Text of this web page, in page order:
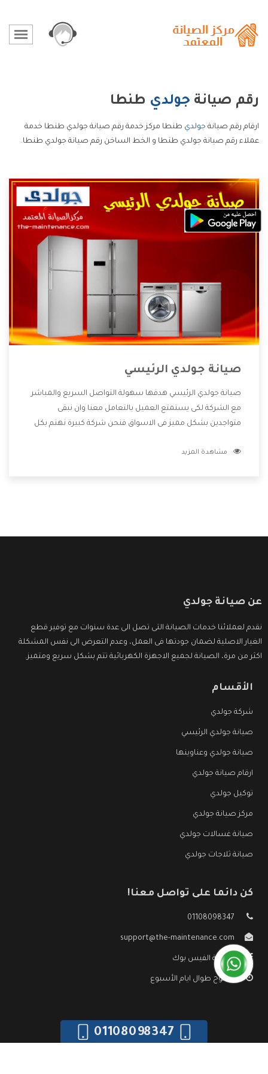
رقم صيانة جولدي طنطا
ارقام رقم صيانة جولدي طنطا مركز خدمة رقم صيانة جولدي طنطا خدمة
عملاء رقم صيانة جولدي طنطا و الخط الساخن رقم صيانة جولدي طنطا.
صيانة جولدي الرئيسي
صيانة جولدي الرئيسي هدفها سهولة التواصل السريع والمباشر
مع الشركة لكى يستمتع العميل بالتعامل معنا وان نبقى
متواجدين بشكل مميز فى الاسواق فنحن شركة كبيرة نهتم بكل
الشركة بها والتى تكون منها خدمة الصيانة التى تكون من أهم
مشاهدة المزيد
عن صيانة جولدي
نقدم لعملائنا خدمات الصيانة التى تصل الى عدة سنوات مع توفير قطع
الغيار الاصلية لضمان جودتها فى العمل، وعدم التعرض الى نفس المشكلة
اكثر من مرة، الصيانة لجميع الاجهزة الكهربائية تتم بشكل سريع ومتميز.
الأقسام
شركة جولدي
صيانة جولدي الرئيسي
صيانة جولدي وعناوينها
ارقام صيانة جولدي
توكيل جولدي
مركز صيانة جولدي
صيانة غسالات جولدي
صيانة ثلاجات جولدي
كن دائما على تواصل معنا!
01108098347
support@the-maintenance.com
صفحة الفيس بوك
مفتوح طوال ايام الأسبوع
01108098347